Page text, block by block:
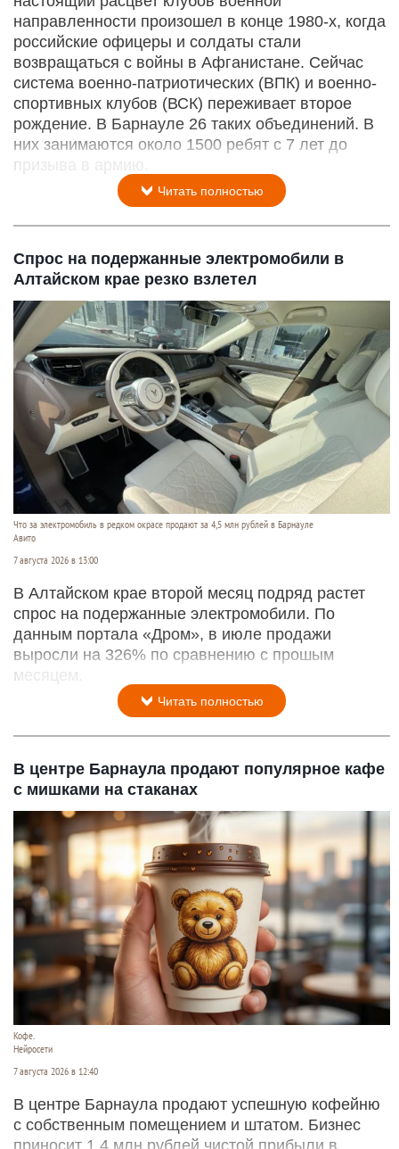
направленности произошел в конце 1980-х, когда
российские офицеры и солдаты стали
возвращаться с войны в Афганистане. Сейчас
система военно-патриотических (ВПК) и военно-
спортивных клубов (ВСК) переживает второе
рождение. В Барнауле 26 таких объединений. В
них занимаются около 1500 ребят с 7 лет до
призыва в армию.
Читать полностью
Спрос на подержанные электромобили в
Алтайском крае резко взлетел
Что за электромобиль в редком окрасе продают за 4,5 млн рублей в Барнауле
Авито
7 августа 2026 в 13:00
В Алтайском крае второй месяц подряд растет
спрос на подержанные электромобили. По
данным портала «Дром», в июле продажи
выросли на 326% по сравнению с прошым
месяцем.
Читать полностью
В центре Барнаула продают популярное кафе
с мишками на стаканах
Кофе.
Нейросети
7 августа 2026 в 12:40
В центре Барнаула продают успешную кофейню
с собственным помещением и штатом. Бизнес